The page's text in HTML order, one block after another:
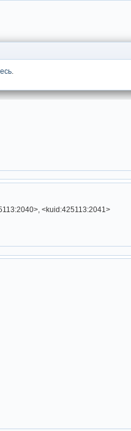
<kuid:425113:2041>